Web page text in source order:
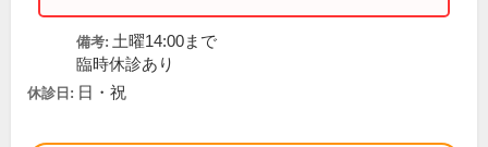
備考: 土曜14:00まで
臨時休診あり
休診日: 日・祝